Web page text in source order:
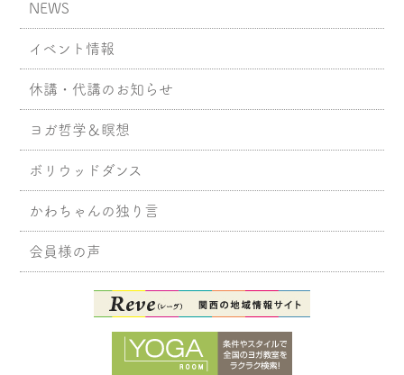
NEWS
イベント情報
休講・代講のお知らせ
ヨガ哲学＆瞑想
ボリウッドダンス
かわちゃんの独り言
会員様の声